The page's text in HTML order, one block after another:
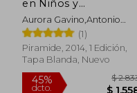
en Niños y
Adolescentes
Aurora Gavino,Antonio
Godoy,Raquel Nogueira
Arjona
(1)
Piramide, 2014, 1 Edición,
Tapa Blanda, Nuevo